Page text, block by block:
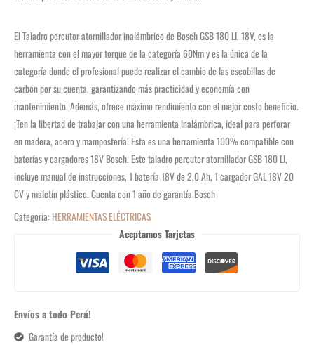
El Taladro percutor atornillador inalámbrico de Bosch GSB 180 LI, 18V, es la
herramienta con el mayor torque de la categoría 60Nm y es la única de la
categoría donde el profesional puede realizar el cambio de las escobillas de
carbón por su cuenta, garantizando más practicidad y economía con
mantenimiento. Además, ofrece máximo rendimiento con el mejor costo beneficio.
¡Ten la libertad de trabajar con una herramienta inalámbrica, ideal para perforar
en madera, acero y mampostería! Esta es una herramienta 100% compatible con
baterías y cargadores 18V Bosch. Este taladro percutor atornillador GSB 180 LI,
incluye manual de instrucciones, 1 batería 18V de 2,0 Ah, 1 cargador GAL 18V 20
CV y maletín plástico. Cuenta con 1 año de garantía Bosch
Categoría: HERRAMIENTAS ELÉCTRICAS
Aceptamos Tarjetas
Envíos a todo Perú!
Garantía de producto!